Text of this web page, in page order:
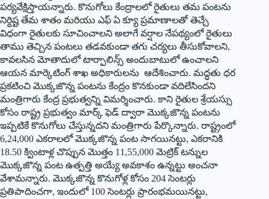
పర్యవేక్షిస్తాయన్నారు. కొనుగోలు కేంద్రాలలో రైతులు తమ పంటను
నిర్దిష్ట తేమ శాతం మరియు ఎఫ్ ఏ క్యూ ప్రమాణాలతో తెచ్చే
విధంగా రైతులకు సూచించాల‌ని అలాగే వర్షాల నేపథ్యంలో రైతులు
తాము తెచ్చిన పంటలు తడవకుండా తగు చర్యలు తీసుకోవాలని,
కావలసిన మోతాదులో టార్పాలిన్స్ అందుబాటులో ఉంచాలని
ఆయ‌న మార్కెటింగ్ శాఖ అధికారులను ఆదేశించారు. మద్ధతు ధర
ప్రకటించి మొక్కజొన్న పంటను కేంద్రం కొనకుండా వదిలేసిందని
మంత్రిగారు కేంద్ర ప్రభుత్వన్ని విమర్శించారు. కాని రైతుల శ్రేయస్సు
కోసం రాష్ట్ర ప్రభుత్వం మార్క్ ఫెడ్ ద్వారా మొక్కజొన్న పంటను
ఇప్పటికే కొనుగోలు చేస్తున్న‌దని మంత్రిగారు పేర్కొన్నారు. రాష్ట్రంలో
6,24,000 ఎకరాలలో మొక్కజొన్న పంట సాగయినట్టు, ఎకరానికి
18.50 క్వింటాళ్ల చొప్పున మొత్తం 11,55,000 మెట్రిక్ టన్నుల
మొక్కజొన్న పంట ఉత్పత్తి అయ్యే అవకాశం ఉన్నట్టు అంచనా
వేశామ‌న్నారు. మొక్కజొన్న కొనుగోళ్ల కోసం 204 సెంటర్లు
ప్రతిపాదించగా, ఇందులో 100 సెంటర్లు ప్రారంభమయినట్టు,